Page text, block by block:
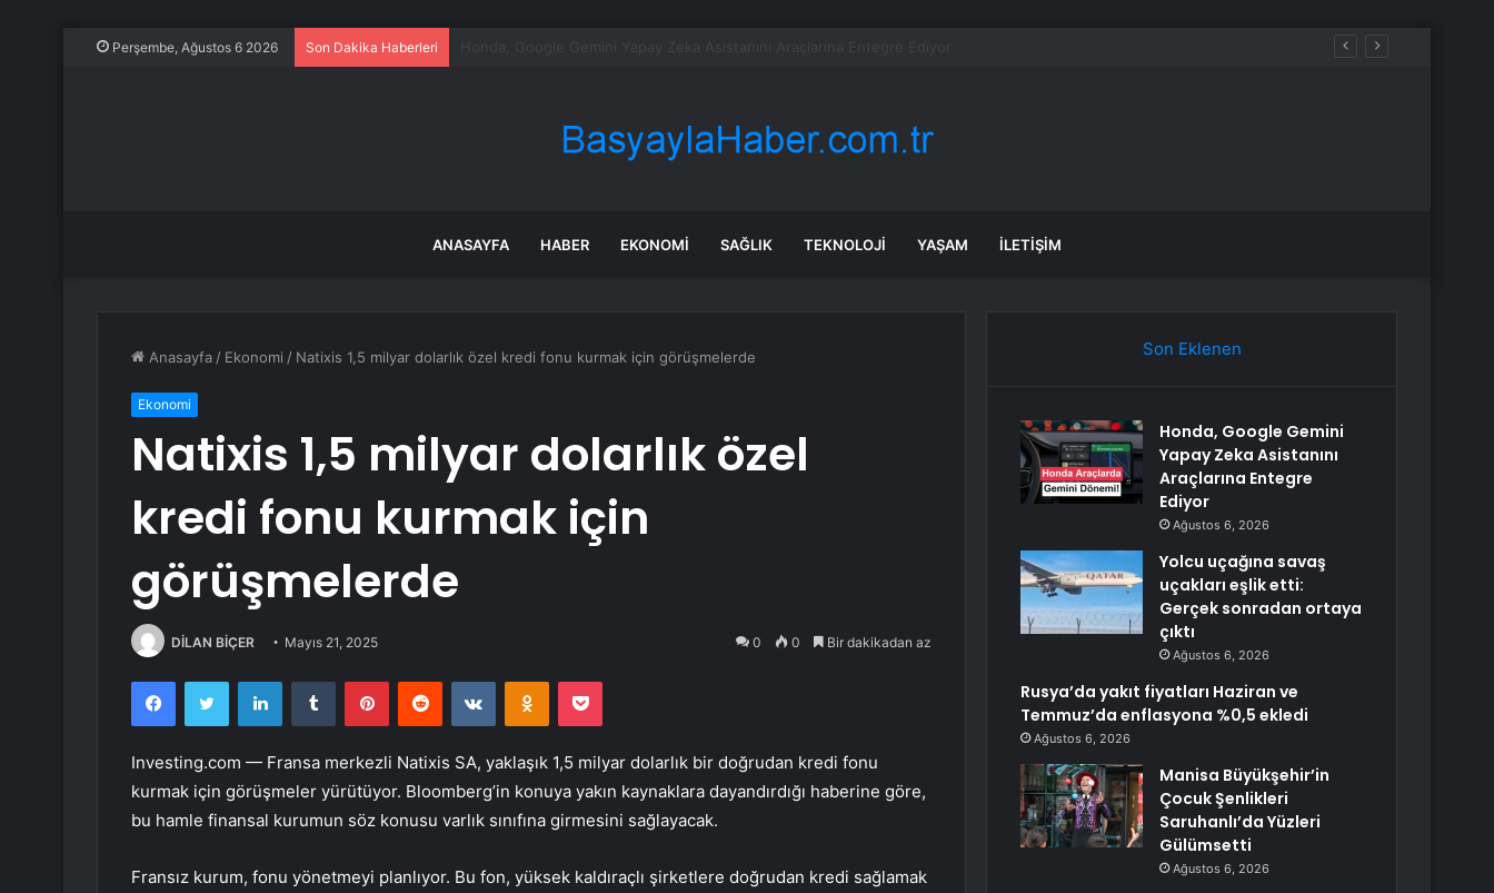
Perşembe, Ağustos 6 2026 Son Dakika Haberleri
ANASAYFA HABER EKONOMI SAĞLIK TEKNOLOJI YAŞAM İLETIŞIM
Anasayfa / Ekonomi / Natixis 1,5 milyar dolarlık özel kredi fonu kurmak için görüşmelerde
Ekonomi
Natixis 1,5 milyar dolarlık özel
kredi fonu kurmak için
görüşmelerde
DİLAN BİÇER Mayıs 21, 2025 0 0 Bir dakikadan az
FacebookTwitter LinkedInTumblr PinterestReddit VKontakteOdnoklassniki
Pocket
Investing.com — Fransa merkezli Natixis SA, yaklaşık 1,5 milyar dolarlık bir doğrudan kredi fonu
kurmak için görüşmeler yürütüyor. Bloomberg’in konuya yakın kaynaklara dayandırdığı haberine göre,
bu hamle finansal kurumun söz konusu varlık sınıfına girmesini sağlayacak.
Fransız kurum, fonu yönetmeyi planlıyor. Bu fon, yüksek kaldıraçlı şirketlere doğrudan kredi sağlamak
Son Eklenen
Honda, Google Gemini
Yapay Zeka Asistanını
Araçlarına Entegre
Ediyor
Ağustos 6, 2026
Yolcu uçağına savaş
uçakları eşlik etti:
Gerçek sonradan ortaya
çıktı
Ağustos 6, 2026
Rusya’da yakıt fiyatları Haziran ve
Temmuz’da enflasyona %0,5 ekledi
Ağustos 6, 2026
Manisa Büyükşehir’in
Çocuk Şenlikleri
Saruhanlı’da Yüzleri
Gülümsetti
Ağustos 6, 2026